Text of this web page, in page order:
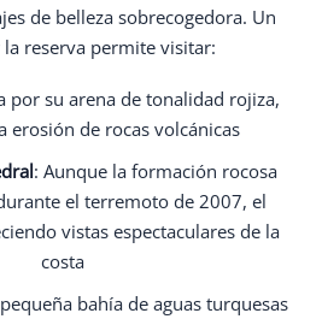
de belleza sobrecogedora. Un
reserva permite visitar:
por su arena de tonalidad rojiza,
erosión de rocas volcánicas
: Aunque la formación rocosa
el terremoto de 2007, el
vistas espectaculares de la
costa
bahía de aguas turquesas